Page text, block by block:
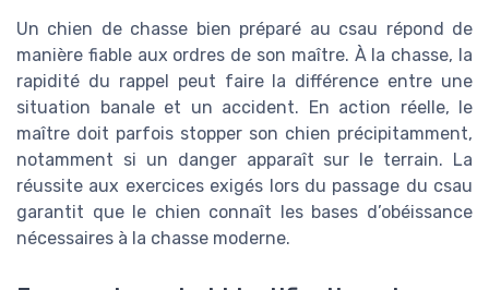
Un chien de chasse bien préparé au csau répond de
manière fiable aux ordres de son maître. À la chasse, la
rapidité du rappel peut faire la différence entre une
situation banale et un accident. En action réelle, le
maître doit parfois stopper son chien précipitamment,
notamment si un danger apparaît sur le terrain. La
réussite aux exercices exigés lors du passage du csau
garantit que le chien connaît les bases d’obéissance
nécessaires à la chasse moderne.